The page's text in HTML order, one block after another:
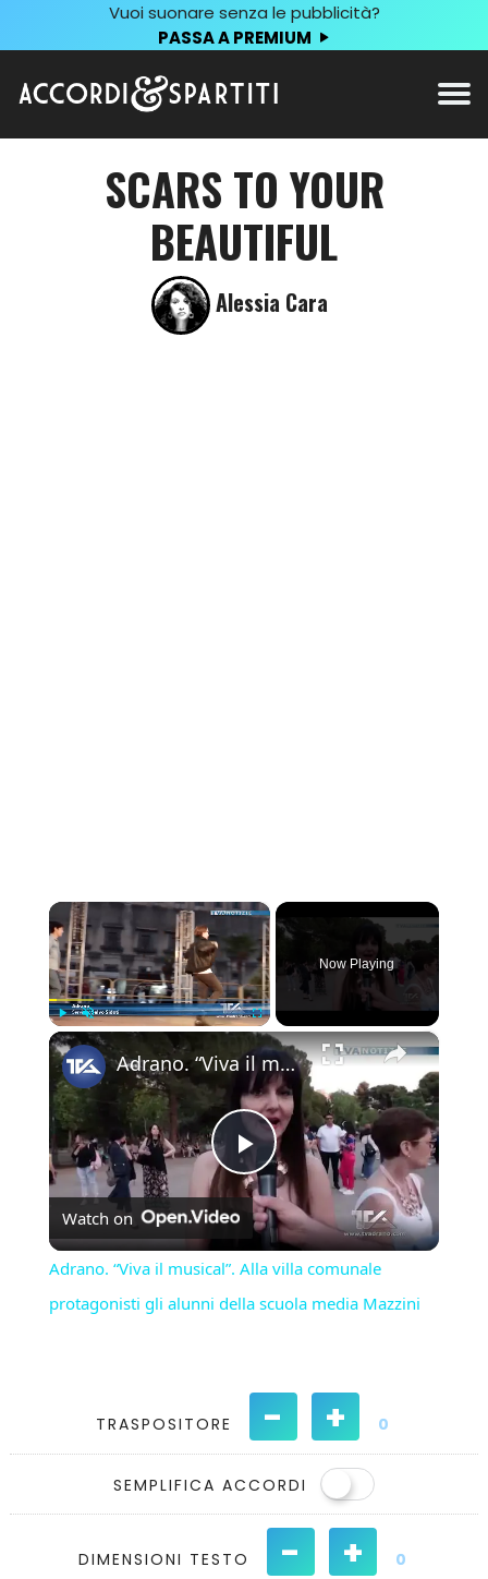
Vuoi suonare senza le pubblicità?
PASSA A PREMIUM
SCARS TO YOUR
BEAUTIFUL
Alessia Cara
×
Play Unmute Fullscreen
Now Playing
×
Play
Video
Adrano. “Viva il musical”. Alla villa comunale protagonisti gli alunni della scuola media Mazzini
Watch on
Adrano. “Viva il musical”. Alla villa comunale
protagonisti gli alunni della scuola media Mazzini
TRASPOSITORE - + 0
SEMPLIFICA ACCORDI
DIMENSIONI TESTO - + 0